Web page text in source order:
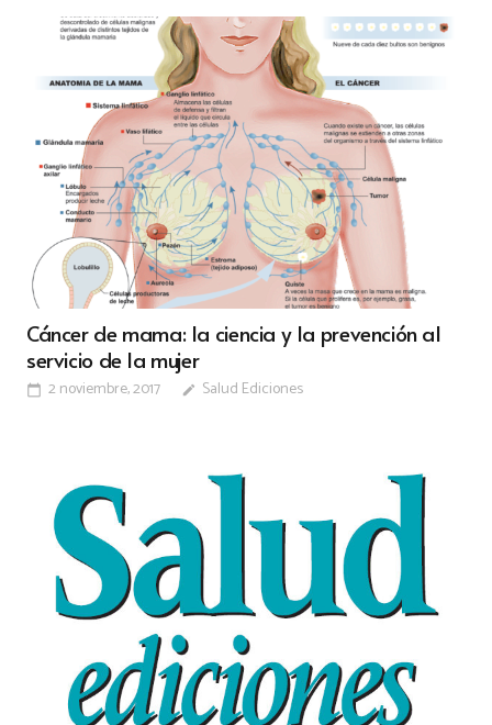
Cáncer de mama: la ciencia y la prevención al
servicio de la mujer
calendar_today 2 noviembre, 2017 edit Salud Ediciones